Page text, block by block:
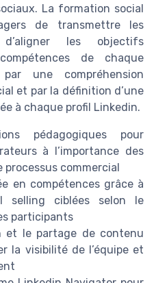
La formation social
de transmettre les
les objectifs
de chaque
une compréhension
et par la définition d’une
à chaque profil Linkedin.
pédagogiques pour
à l’importance des
commercial
en compétences grâce à
selling ciblées selon le
participants
et le partage de contenu
la visibilité de l’équipe et